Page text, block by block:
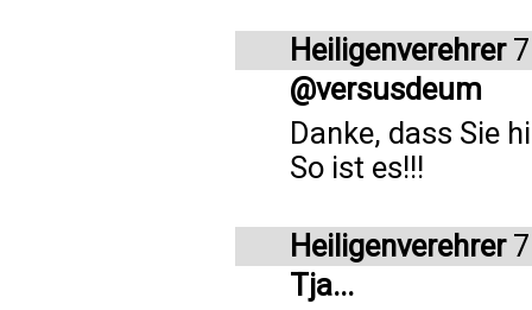
Heiligenverehrer
@versusdeum
Danke, dass Sie
So ist es!!!
Heiligenverehrer
Tja...